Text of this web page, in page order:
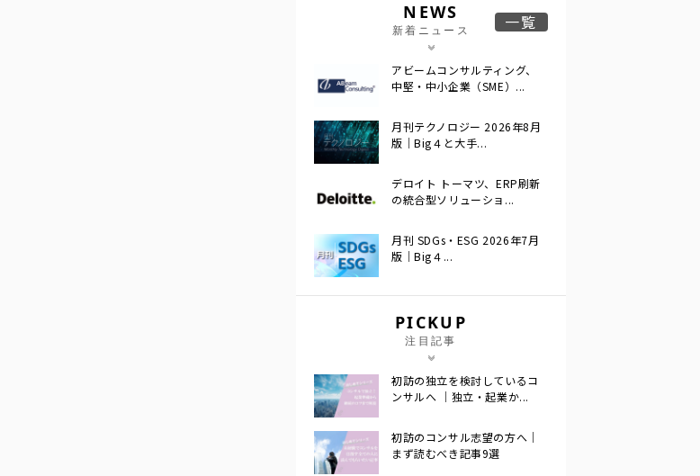
NEWS
新着ニュース 一覧
アビームコンサルティング、
中堅・中小企業（SME）...
月刊テクノロジー 2026年8月
版｜Big４と大手...
デロイト トーマツ、ERP刷新
の統合型ソリューショ...
月刊 SDGs・ESG 2026年7月
版｜Big４...
PICKUP
注目記事
初訪の独立を検討しているコ
ンサルへ ｜独立・起業か...
初訪のコンサル志望の方へ｜
まず読むべき記事9選